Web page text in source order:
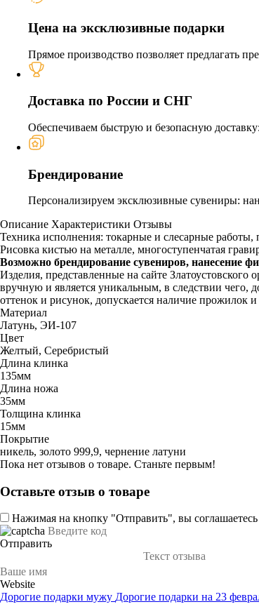
Цена на эксклюзивные подарки
Прямое производство позволяет предлагать
Доставка по России и СНГ
Обеспечиваем быструю и безопасную
Брендирование
Персонализируем эксклюзивные сувениры:
Описание Характеристики Отзывы
Техника исполнения: токарные и слесарные работы,
Рисовка кистью на металле, многоступенчатая
Возможно брендирование сувениров, нанесение
Изделия, представленные на сайте
вручную и является уникальным, в следствии чего,
оттенок и рисунок, допускается наличие прожилок
Материал
Латунь, ЭИ-107
Цвет
Желтый, Серебристый
Длина клинка
135мм
Длина ножа
35мм
Толщина клинка
15мм
Покрытие
никель, золото 999,9, чернение латуни
Пока нет отзывов о товаре. Станьте первым!
Оставьте отзыв о товаре
Нажимая на кнопку "Отправить", вы соглашаетесь
Отправить
Website
Дорогие подарки мужу Дорогие подарки на 23